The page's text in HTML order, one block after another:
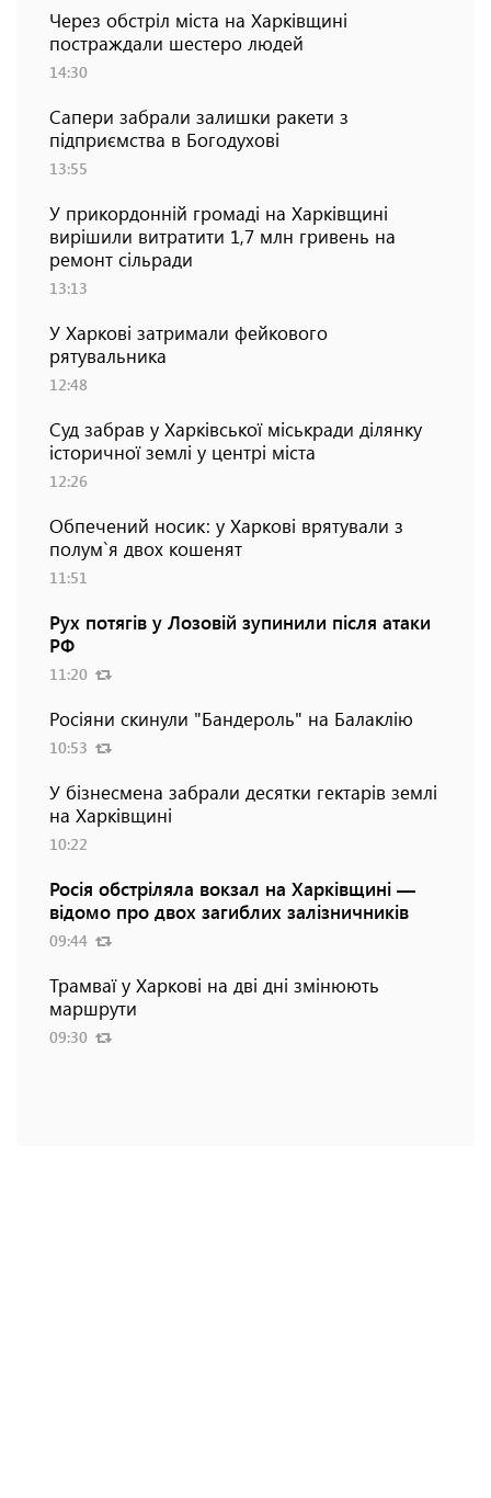
Через обстріл міста на Харківщині
постраждали шестеро людей
14:30
Сапери забрали залишки ракети з
підприємства в Богодухові
13:55
У прикордонній громаді на Харківщині
вирішили витратити 1,7 млн гривень на
ремонт сільради
13:13
У Харкові затримали фейкового
рятувальника
12:48
Суд забрав у Харківської міськради ділянку
історичної землі у центрі міста
12:26
Обпечений носик: у Харкові врятували з
полум`я двох кошенят
11:51
Рух потягів у Лозовій зупинили після атаки
РФ
11:20
Росіяни скинули "Бандероль" на Балаклію
10:53
У бізнесмена забрали десятки гектарів землі
на Харківщині
10:22
Росія обстріляла вокзал на Харківщині —
відомо про двох загиблих залізничників
09:44
Трамваї у Харкові на дві дні змінюють
маршрути
09:30